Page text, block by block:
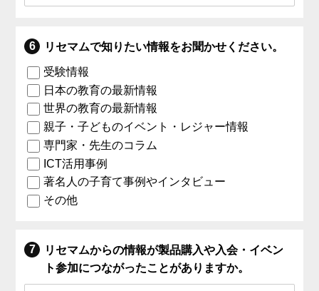
リセマムで知りたい情報をお聞かせください。
受験情報
日本の教育の最新情報
世界の教育の最新情報
親子・子どものイベント・レジャー情報
専門家・先生のコラム
ICT活用事例
著名人の子育て事例やインタビュー
その他
リセマムからの情報が製品購入や入会・イベン
ト参加につながったことがありますか。